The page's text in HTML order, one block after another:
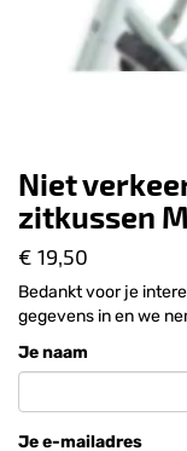
Niet
zitkussen
€ 19,50
Bedankt voor je
gegevens in en we
Je naam
Je e-mailadres